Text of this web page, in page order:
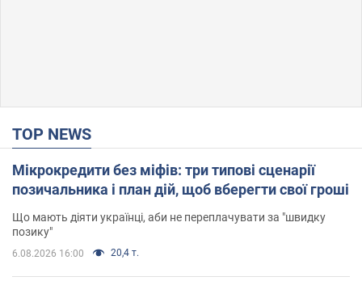
TOP NEWS
Мікрокредити без міфів: три типові сценарії
позичальника і план дій, щоб вберегти свої гроші
Що мають діяти українці, аби не переплачувати за "швидку
позику"
6.08.2026 16:00 20,4 т.